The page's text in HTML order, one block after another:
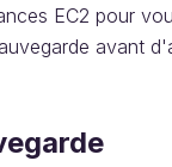
EC2 pour
avant